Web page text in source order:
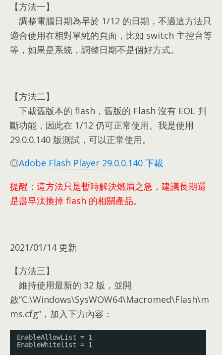
【方法一】
調整電腦日期為早於 1/12 的日期 ， 不過這方法只
適合使用在相對單純的頁面 ， 比如 switch 主控台等
等 ， 如果是系統 ， 調整日期不是個好方式。
【方法二】
下載舊版本的 flash ， 舊版的 Flash 沒有 EOL 判
斷功能 ， 因此在 1/12 仍可正常使用。 我是使用
29.0.0.140 版測試 ， 可以正常使用。
◎Adobe Flash Player 29.0.0.140 下載
提醒 ： 這方法只是暫時解決燃眉之急 ， 建議長期還
是盡早汰換掉 flash 的相關產品。
2021/01/14 更新
【方法三】
維持使用最新的 32 版 ， 並開
啟”C:\Windows\SysWOW64\Macromed\Flash\m
ms.cfg”， 加入下方內容 ：
EnableAllowList = 1
EnableWhitelist = 1